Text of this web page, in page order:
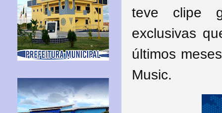
teve clipe
exclusivas
últimos
Music.